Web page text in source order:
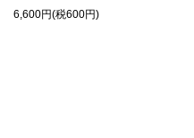
6,600円(税600円)